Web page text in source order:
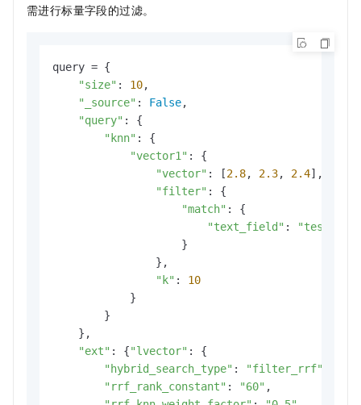
需进行标量字段的过滤。
query = {
"size" : 10,
"_source" : False,
"query" : {
"knn" : {
"vector1" : {
"vector" : [2.8, 2.3, 2.4],
"filter" : {
"match" : {
"text_field" :
"test5
                    }
                },
"k" : 10
            }
        }
    },
"ext" : {"lvector" : {
"hybrid_search_type" : "filter_rrf"
"rrf_rank_constant" : "60" ,